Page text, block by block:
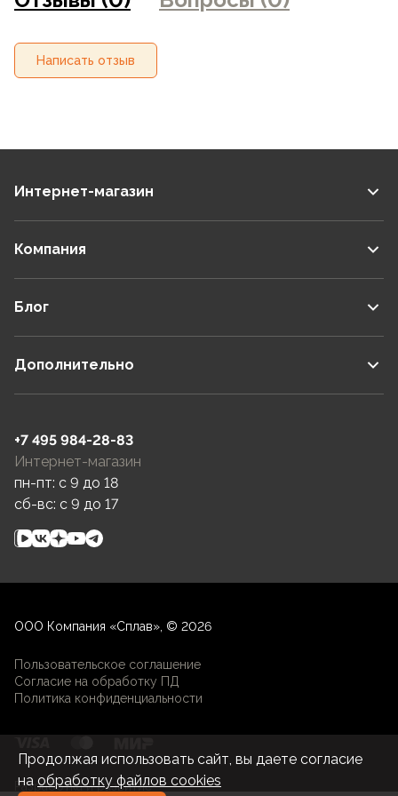
Написать отзыв
Интернет-магазин
Компания
Блог
Дополнительно
+7 495 984-28-83
Интернет-магазин
пн-пт: c 9 до 18
сб-вс: c 9 до 17
ООО Компания «Сплав», © 2026
Пользовательское соглашение
Согласие на обработку ПД
Политика конфиденциальности
Разработка и развитие
Продолжая использовать сайт, вы даете согласие
на обработку файлов cookies